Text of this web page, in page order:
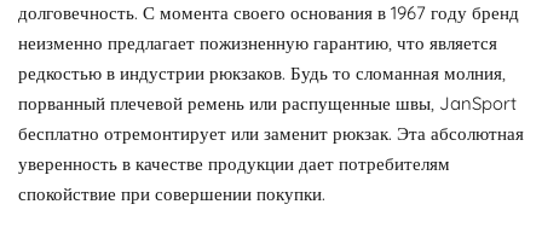
долговечность. С момента своего основания в 1967 году бренд
неизменно предлагает пожизненную гарантию, что является
редкостью в индустрии рюкзаков. Будь то сломанная молния,
порванный плечевой ремень или распущенные швы, JanSport
бесплатно отремонтирует или заменит рюкзак. Эта абсолютная
уверенность в качестве продукции дает потребителям
спокойствие при совершении покупки.